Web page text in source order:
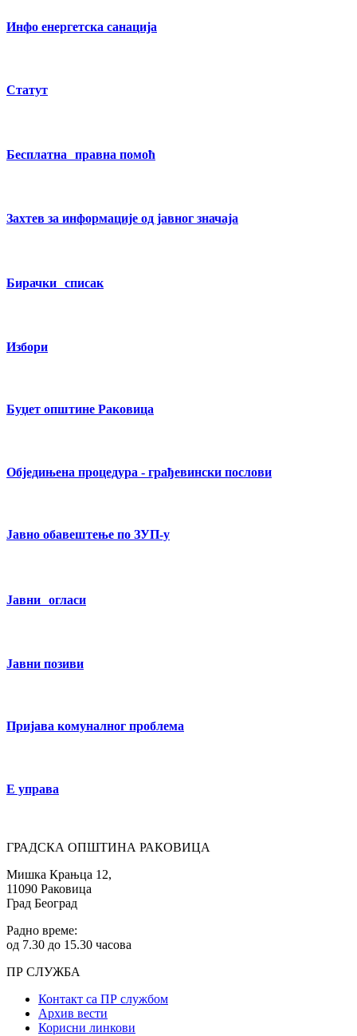
Инфо енергетска санација
Статут
Бесплатна правна помоћ
Захтев за информације од јавног значаја
Бирачки списак
Избори
Буџет општине Раковица
Обједињена процедура - грађевински послови
Јавно обавештење по ЗУП-у
Јавни огласи
Јавни позиви
Пријава комуналног проблема
Е управа
ГРАДСКА ОПШТИНА РАКОВИЦА
Мишка Крањца 12,
11090 Раковица
Град Београд
Радно време:
од 7.30 до 15.30 часова
ПР СЛУЖБА
Контакт са ПР службом
Архив вести
Корисни линкови